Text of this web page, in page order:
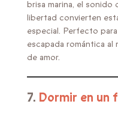
brisa marina, el sonido
libertad convierten
especial. Perfecto
escapada romántica
de amor.
7. Dormir en un